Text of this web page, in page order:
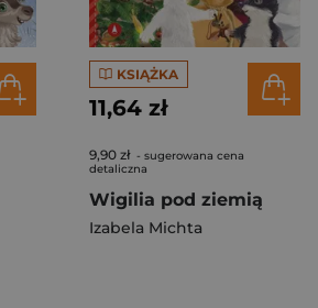
KSIĄŻKA
11,64 zł
9,90 zł - sugerowana cena
detaliczna
Wigilia pod ziemią
Izabela Michta